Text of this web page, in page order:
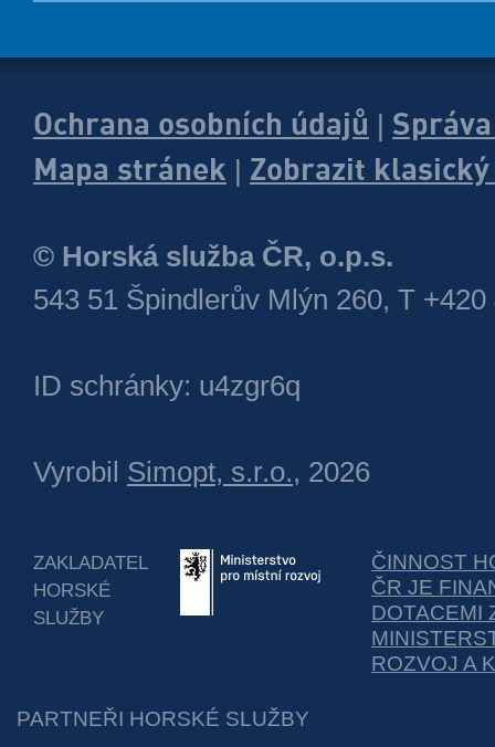
Ochrana osobních údajů
Mapa stránek
Zobrazit
© Horská služba ČR, o.p.s.
543 51 Špindlerův Mlýn 260, T +420
ID schránky: u4zgr6q
Vyrobil Simopt, s.r.o., 2026
ZAKLADATEL
HORSKÉ
SLUŽBY
ČINNOST
ČR JE
DOTACEMI
ROZVOJ A
PARTNEŘI HORSKÉ SLUŽBY